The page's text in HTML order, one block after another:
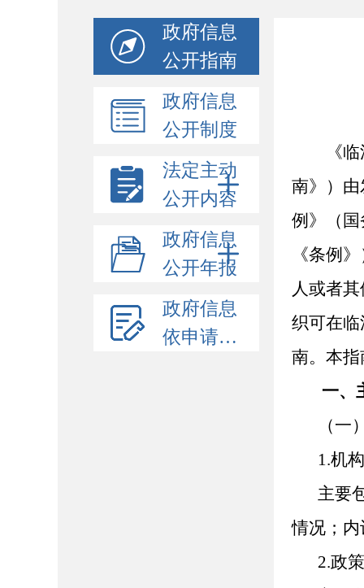
政府信息
公开指南
政府信息
公开制度
法定主动
公开内容
政府信息
公开年报
政府信息
依申请公开
《
南》）
例》（
《条例
人或者
织可在
南。本
一、
（
1.机
主要
情况；
2.政